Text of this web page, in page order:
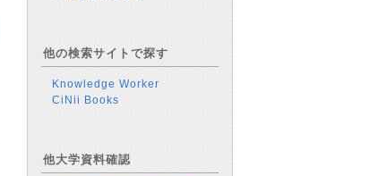
他の検索サイトで探す
Knowledge Worker
CiNii Books
他大学資料確認